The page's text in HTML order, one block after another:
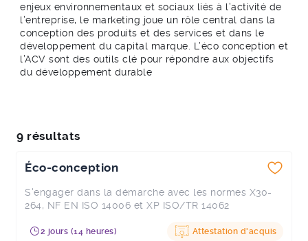
enjeux environnementaux et sociaux liés à l’activité de
l’entreprise, le marketing joue un rôle central dans la
conception des produits et des services et dans le
développement du capital marque. L’éco conception et
l’ACV sont des outils clé pour répondre aux objectifs
du développement durable
9 résultats
Éco-conception
S'engager dans la démarche avec les normes X30-
264, NF EN ISO 14006 et XP ISO/TR 14062
2 jours (14 heures)
Attestation d'acquis